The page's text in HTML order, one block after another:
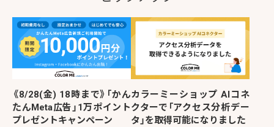
《8/28(金) 18時まで》「かん
たんMeta広告」1万ポイント
プレゼントキャンペーン
カラーミーショップ AIコネ
クターで「アクセス分析デー
タ」を取得可能になりました